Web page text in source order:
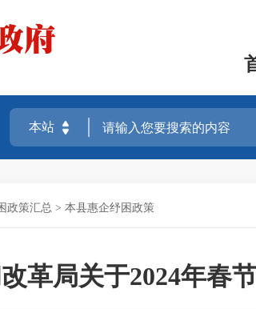
政策汇总 > 本县惠企纾困政策
革局关于2024年春